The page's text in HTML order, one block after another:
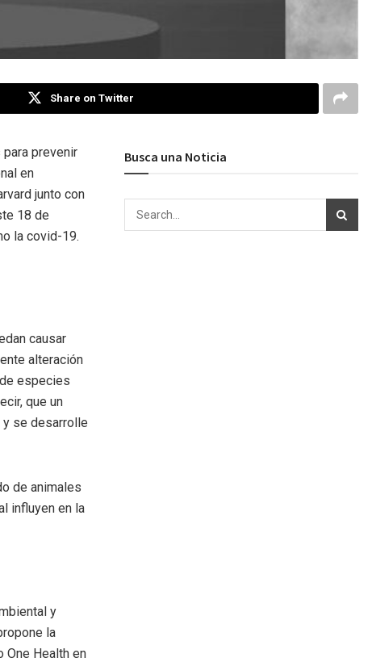
Share on Twitter
prevenir
en
junto con
18 de
la covid-19.
causar
alteración
especies
que un
y se desarrolle
de animales
influyen en la
y
la
One Health en
Busca una Noticia